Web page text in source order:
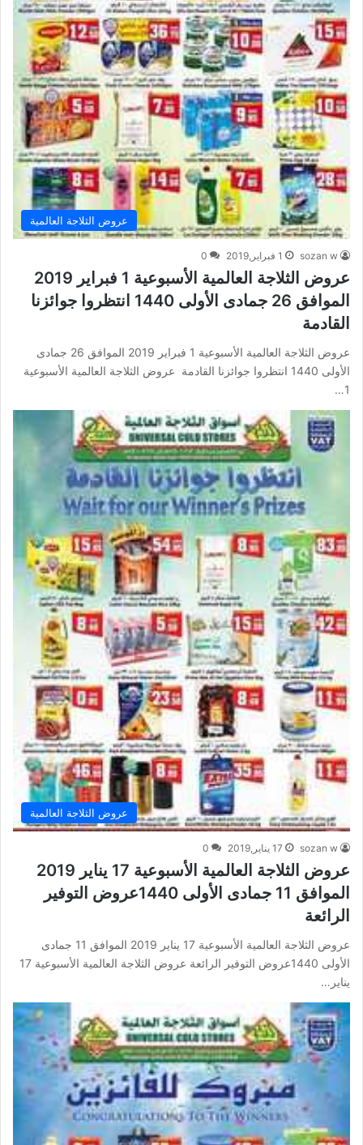
عروض الثلاجة العالمية
sozan w 1 فبراير,2019 0
عروض الثلاجة العالمية الأسبوعية 1 فبراير 2019
الموافق 26 جمادى الأولى 1440 انتظروا جوائزنا
القادمة
عروض الثلاجة العالمية الأسبوعية 1 فبراير 2019 الموافق 26 جمادى
الأولى 1440 انتظروا جوائزنا القادمة عروض الثلاجة العالمية الأسبوعية
1…
عروض الثلاجة العالمية
sozan w 17 يناير,2019 0
عروض الثلاجة العالمية الأسبوعية 17 يناير 2019
الموافق 11 جمادى الأولى 1440عروض التوفير
الرائعة
عروض الثلاجة العالمية الأسبوعية 17 يناير 2019 الموافق 11 جمادى
الأولى 1440عروض التوفير الرائعة عروض الثلاجة العالمية الأسبوعية 17
يناير…